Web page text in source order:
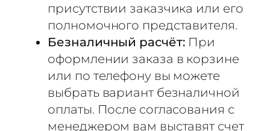
присутствии заказчика или его
полномочного представителя.
Безналичный расчёт: При
оформлении заказа в корзине
или по телефону вы можете
выбрать вариант безналичной
оплаты. После согласования с
менеджером вам выставят счет